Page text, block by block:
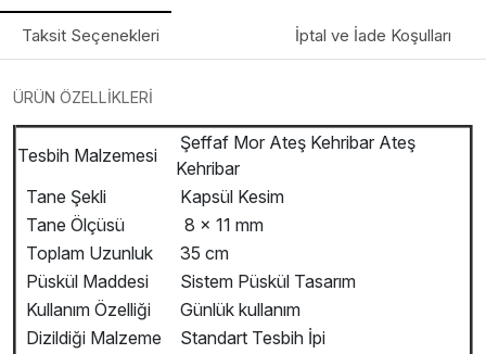
Taksit Seçenekleri İptal ve İade Koşulları
ÜRÜN ÖZELLİKLERİ
Tesbih Malzemesi
Şeffaf Mor Ateş Kehribar Ateş
Kehribar
Tane Şekli
Kapsül Kesim
Tane Ölçüsü
8 x 11 mm
Toplam Uzunluk
35 cm
Püskül Maddesi
Sistem Püskül Tasarım
Kullanım Özelliği
Günlük kullanım
Dizildiği Malzeme
Standart Tesbih İpi